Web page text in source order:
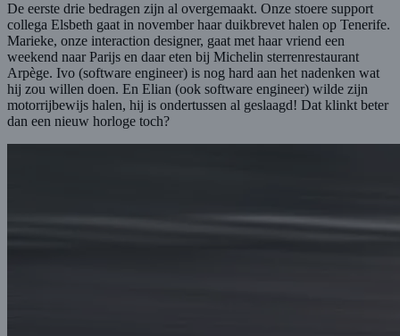
De eerste drie bedragen zijn al overgemaakt. Onze stoere support
collega Elsbeth gaat in november haar duikbrevet halen op Tenerife.
Marieke, onze interaction designer, gaat met haar vriend een
weekend naar Parijs en daar eten bij Michelin sterrenrestaurant
Arpège. Ivo (software engineer) is nog hard aan het nadenken wat
hij zou willen doen. En Elian (ook software engineer) wilde zijn
motorrijbewijs halen, hij is ondertussen al geslaagd! Dat klinkt beter
dan een nieuw horloge toch?